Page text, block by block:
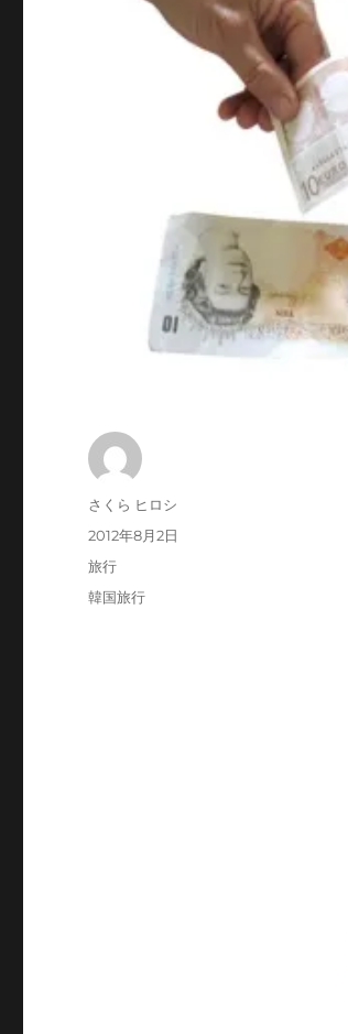
投
さくら ヒロシ
投
稿
2012年8月2日
カ
テ
旅行
タ
韓国旅行